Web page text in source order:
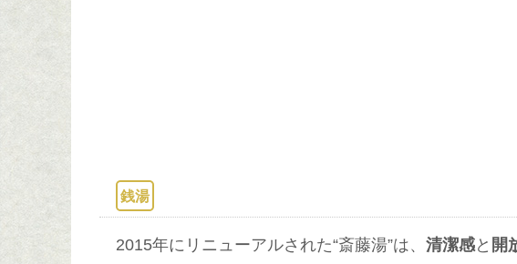
銭湯
2015年にリニューアルされた“斎藤湯”は、 清潔感と 開